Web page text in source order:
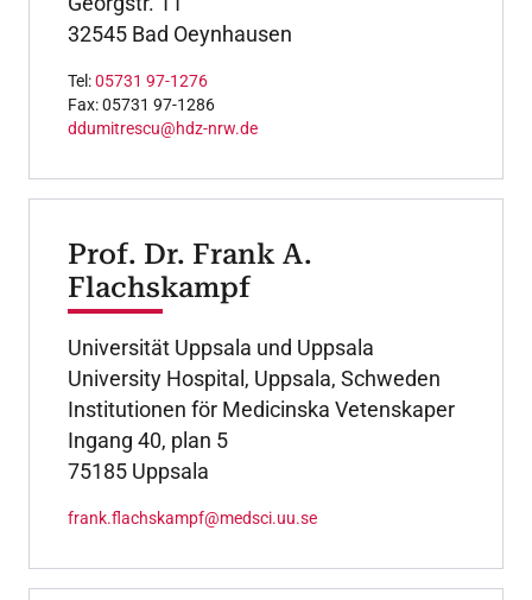
32545 Bad Oeynhausen
Tel:05731 97-1276
Fax: 05731 97-1286
ddumitrescu@hdz-nrw.de
Prof. Dr. Frank A.
Flachskampf
Universität Uppsala und Uppsala
University Hospital, Uppsala, Schweden
Institutionen för Medicinska Vetenskaper
Ingang 40, plan 5
75185 Uppsala
frank.flachskampf@medsci.uu.se